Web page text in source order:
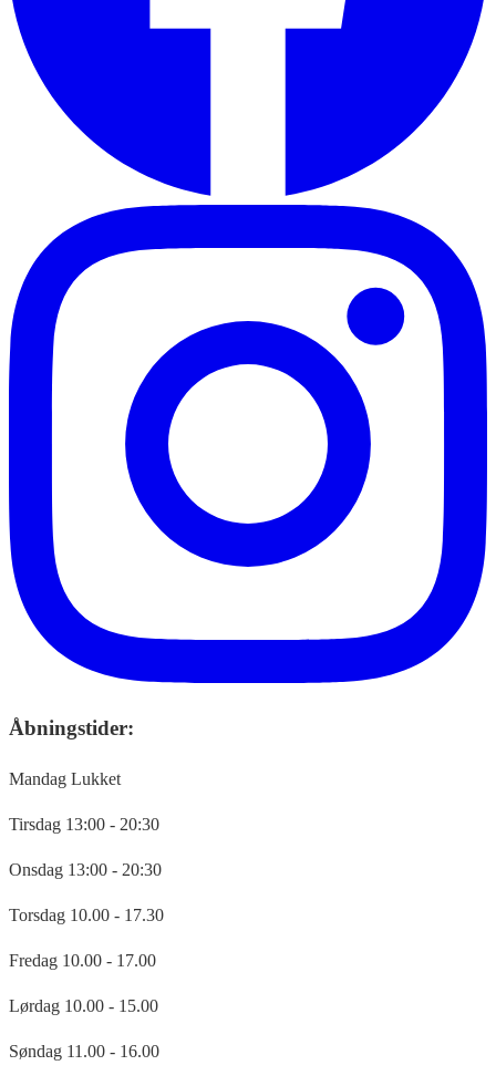
Åbningstider:
Mandag Lukket
Tirsdag 13:00 - 20:30
Onsdag 13:00 - 20:30
Torsdag 10.00 - 17.30
Fredag 10.00 - 17.00
Lørdag 10.00 - 15.00
Søndag 11.00 - 16.00